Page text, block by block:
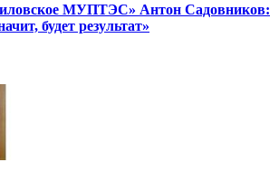
МУПТЭС» Антон Садовников:
будет результат»